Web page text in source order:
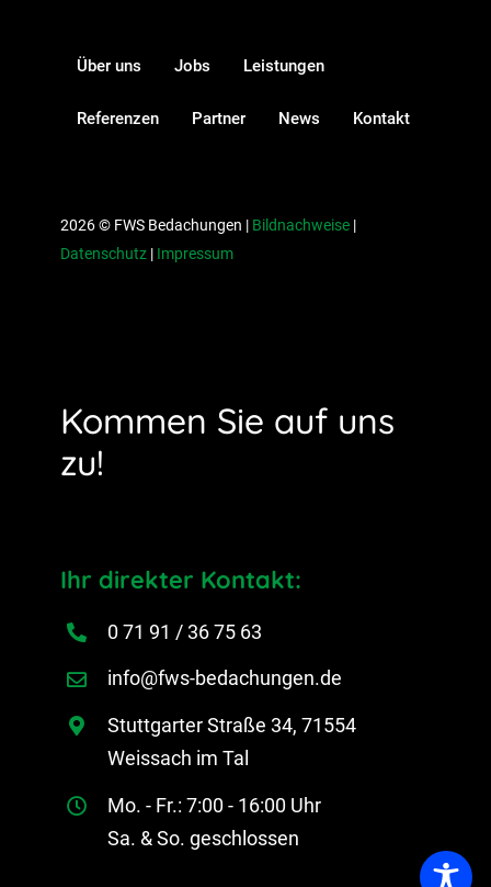
Über uns Jobs Leistungen
Referenzen Partner News Kontakt
2026 © FWS Bedachungen | Bildnachweise |
Datenschutz | Impressum
Kommen Sie auf uns
zu!
Ihr direkter Kontakt:
0 71 91 / 36 75 63
info@fws-bedachungen.de
Stuttgarter Straße 34, 71554
Weissach im Tal
Mo. - Fr.: 7:00 - 16:00 Uhr
Sa. & So. geschlossen